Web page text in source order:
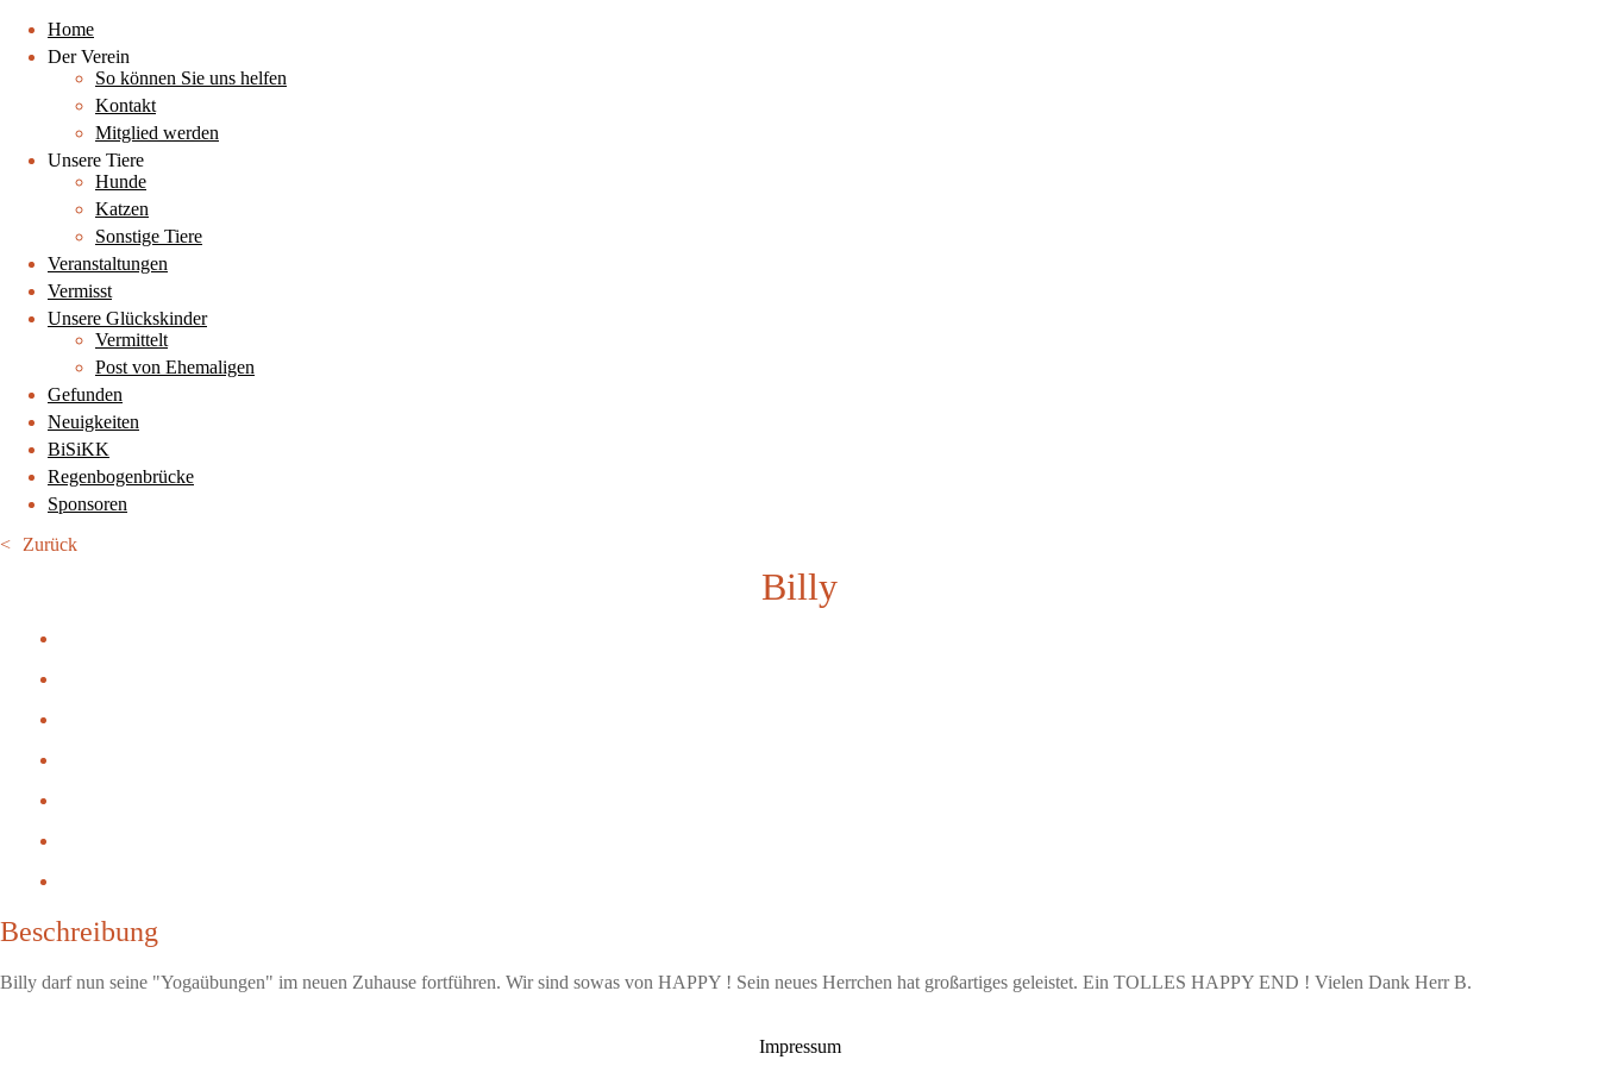
Home
Der Verein
So können Sie uns helfen
Kontakt
Mitglied werden
Unsere Tiere
Hunde
Katzen
Sonstige Tiere
Veranstaltungen
Vermisst
Unsere Glückskinder
Vermittelt
Post von Ehemaligen
Gefunden
Neuigkeiten
BiSiKK
Regenbogenbrücke
Sponsoren
Zurück
Billy
Beschreibung
Billy darf nun seine "Yogaübungen" im neuen Zuhause fortführen. Wir sind sowas von HAPPY ! Sein neues Herrchen hat großartiges geleistet. Ein TOLLES HAPPY END ! Vielen Dank Herr B.
Impressum